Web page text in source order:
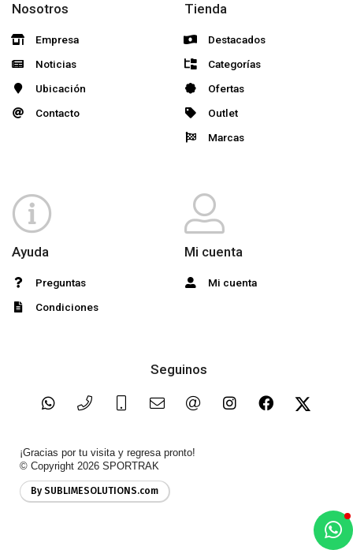
Nosotros
Empresa
Noticias
Ubicación
Contacto
Tienda
Destacados
Categorías
Ofertas
Outlet
Marcas
Ayuda
Preguntas
Condiciones
Mi cuenta
Mi cuenta
Seguinos
¡Gracias por tu visita y regresa pronto!
© Copyright 2026 SPORTRAK
By SUBLIMESOLUTIONS.com